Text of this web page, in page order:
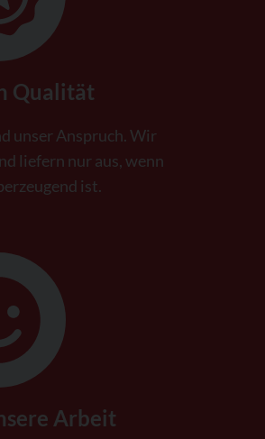
Qualität
unser Anspruch. Wir
liefern nur aus, wenn
ist.
Arbeit